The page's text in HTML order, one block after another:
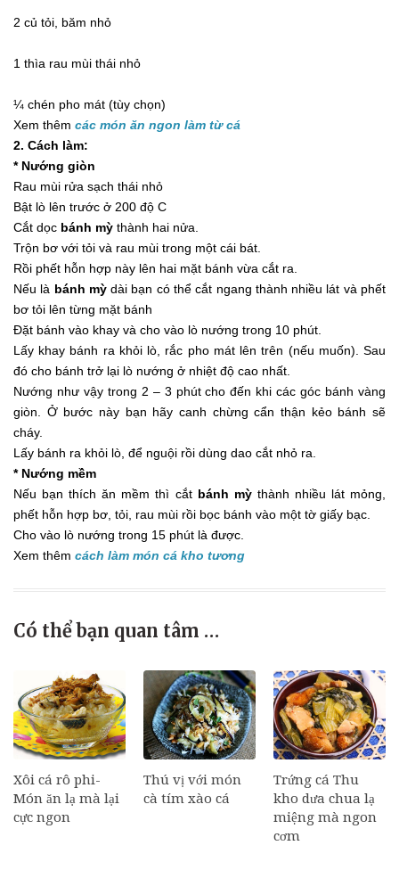
2 củ tỏi, băm nhỏ
1 thìa rau mùi thái nhỏ
¼ chén pho mát (tùy chọn)
Xem thêm các món ăn ngon làm từ cá
2. Cách làm:
* Nướng giòn
Rau mùi rửa sạch thái nhỏ
Bật lò lên trước ở 200 độ C
Cắt dọc bánh mỳ thành hai nửa.
Trộn bơ với tỏi và rau mùi trong một cái bát.
Rồi phết hỗn hợp này lên hai mặt bánh vừa cắt ra.
Nếu là bánh mỳdài bạn có thể cắt ngang thành nhiều lát và phết
bơ tỏi lên từng mặt bánh
Đặt bánh vào khay và cho vào lò nướng trong 10 phút.
Lấy khay bánh ra khỏi lò, rắc pho mát lên trên (nếu muốn). Sau
đó cho bánh trở lại lò nướng ở nhiệt độ cao nhất.
Nướng như vậy trong 2 – 3 phút cho đến khi các góc bánh vàng
giòn. Ở bước này bạn hãy canh chừng cẩn thận kẻo bánh sẽ
cháy.
Lấy bánh ra khỏi lò, để nguội rồi dùng dao cắt nhỏ ra.
* Nướng mềm
Nếu bạn thích ăn mềm thì cắt bánh mỳthành nhiều lát mỏng,
phết hỗn hợp bơ, tỏi, rau mùi rồi bọc bánh vào một tờ giấy bạc.
Cho vào lò nướng trong 15 phút là được.
Xem thêm cách làm món cá kho tương
Có thể bạn quan tâm …
Xôi cá rô phi-
Món ăn lạ mà lại
cực ngon
Thú vị với món
cà tím xào cá
Trứng cá Thu
kho dưa chua lạ
miệng mà ngon
cơm